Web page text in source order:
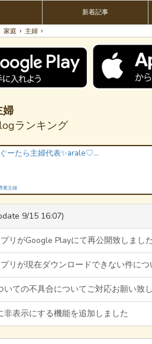
新着記事
家庭 › 主婦 ›
婦
ランキング
ぐーたら主婦代表✨arale♡爱乐恋
業主婦
9/15 16:07)
リがGoogle Playにて再公開致しました
リが現在ダウンロードできない件につ
いての不具合についてご対応お願い致し
非表示にする機能を追加しました